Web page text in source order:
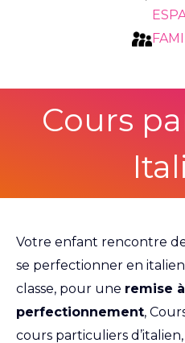
Cours
Votre enfant rencontre
se perfectionner en
classe, pour une remise
perfectionnement,
cours particuliers